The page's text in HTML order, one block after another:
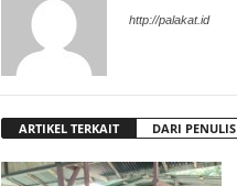
http://palakat.id
ARTIKEL TERKAIT DARI PENULIS